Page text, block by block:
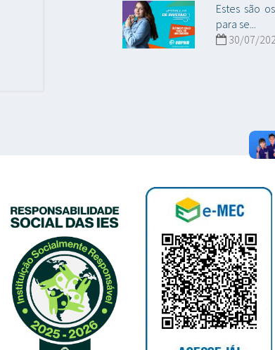
Estes são
para se...
30/07/